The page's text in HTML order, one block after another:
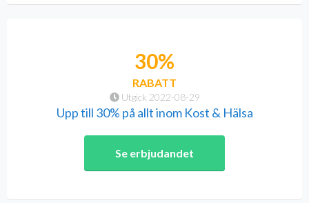
Utgick 2022-08-29
30%
RABATT
Upp till 30% på allt inom Kost & Hälsa
Se erbjudandet